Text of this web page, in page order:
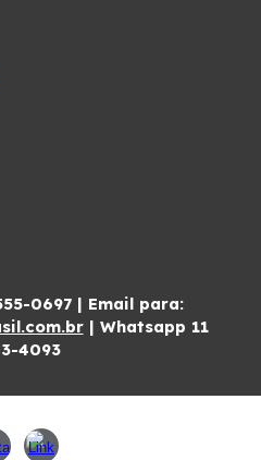
0697 | Email para:
| Whatsapp 11
4093